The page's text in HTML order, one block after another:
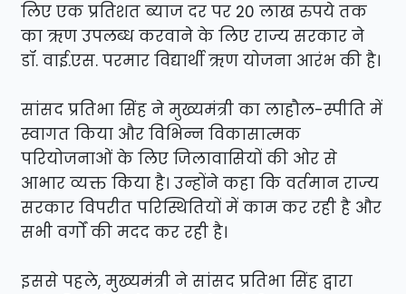
लिए एक प्रतिशत ब्याज दर पर 20 लाख रुपये तक
का ऋण उपलब्ध करवाने के लिए राज्य सरकार ने
डॉ. वाई.एस. परमार विद्यार्थी ऋण योजना आरंभ की है।
सांसद प्रतिभा सिंह ने मुख्यमंत्री का लाहौल-स्पीति में
स्वागत किया और विभिन्न विकासात्मक
परियोजनाओं के लिए जिलावासियों की ओर से
आभार व्यक्त किया है। उन्होंने कहा कि वर्तमान राज्य
सरकार विपरीत परिस्थितियों में काम कर रही है और
सभी वर्गों की मदद कर रही है।
इससे पहले, मुख्यमंत्री ने सांसद प्रतिभा सिंह द्वारा